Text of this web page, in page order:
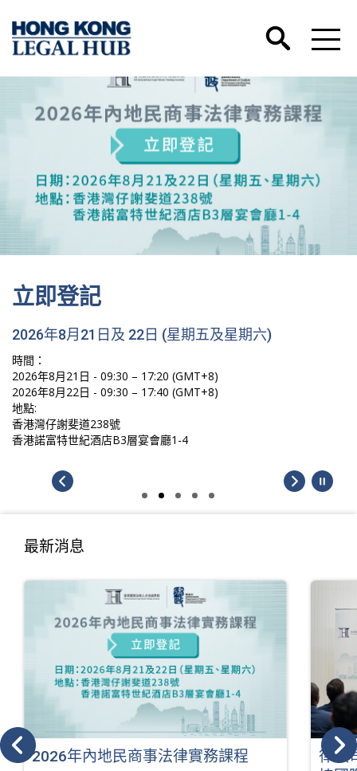
立即登記
2026年8月21日及 22日 (星期五及星期六)
時間：
2026年8月21日 - 09:30 – 17:20 (GMT+8)
2026年8月22日 - 09:30 – 17:40 (GMT+8)
地點:
香港灣仔謝斐道238號
香港諾富特世紀酒店B3層宴會廳1-4
最新消息
2026年內地民商事法律實務課程
律政